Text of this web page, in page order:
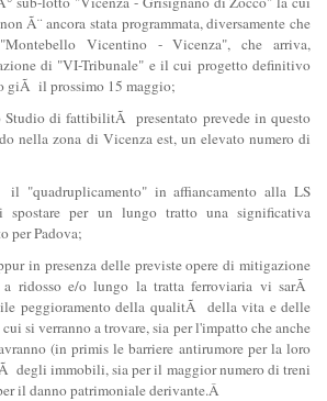
Ã¨ ancora stata programmata, diversamente che
Vicentino - Vicenza", che arriva,
di "VI-Tribunale" e il cui progetto definitivo
giÃ il prossimo 15 maggio;
di fattibilitÃ presentato prevede in questo
nella zona di Vicenza est, un elevato numero di
in affiancamento alla LS
spostare per un lungo tratto una significativa
per Padova;
in presenza delle previste opere di mitigazione
ridosso e/o lungo la tratta ferroviaria vi sarÃ
peggioramento della qualitÃ della vita e delle
si verranno a trovare, sia per l'impatto che anche
(in primis le barriere antirumore per la loro
degli immobili, sia per il maggior numero di treni
il danno patrimoniale derivante.Â